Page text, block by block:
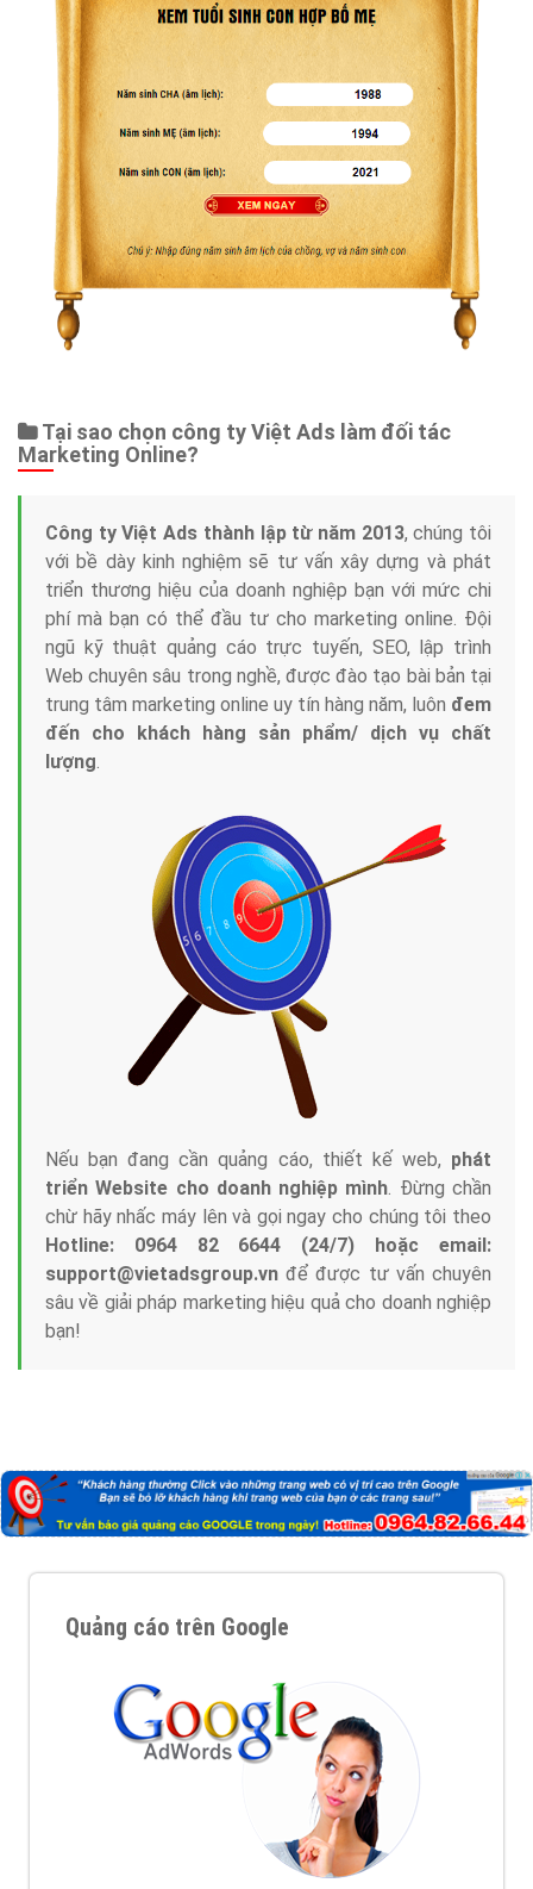
Tại sao chọn công ty Việt Ads làm đối tác
Marketing Online?
Công ty Việt Ads thành lập từ năm 2013, chúng tôi
với bề dày kinh nghiệm sẽ tư vấn xây dựng và phát
triển thương hiệu của doanh nghiệp bạn với mức chi
phí mà bạn có thể đầu tư cho marketing online. Đội
ngũ kỹ thuật quảng cáo trực tuyến, SEO, lập trình
Web chuyên sâu trong nghề, được đào tạo bài bản tại
trung tâm marketing online uy tín hàng năm, luôn đem
đến cho khách hàng sản phẩm/ dịch vụ chất
lượng.
Nếu bạn đang cần quảng cáo, thiết kế web, phát
triển Website cho doanh nghiệp mình. Đừng chần
chừ hãy nhấc máy lên và gọi ngay cho chúng tôi theo
Hotline: 0964 82 6644 (24/7) hoặc email:
support@vietadsgroup.vn để được tư vấn chuyên
sâu về giải pháp marketing hiệu quả cho doanh nghiệp
bạn!
Quảng cáo trên Google